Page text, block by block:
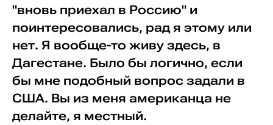
"вновь приехал в Россию" и
поинтересовались, рад я этому или
нет. Я вообще-то живу здесь, в
Дагестане. Было бы логично, если
бы мне подобный вопрос задали в
США. Вы из меня американца не
делайте, я местный.